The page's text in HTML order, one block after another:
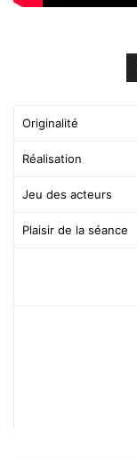
Originalité
Réalisation
Jeu des acteurs
Plaisir de la séance